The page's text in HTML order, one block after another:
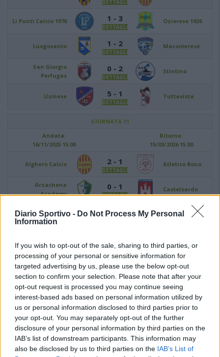
Diario Sportivo - Do Not Process My Personal
Information
If you wish to opt-out of the sale, sharing to third parties, or
processing of your personal or sensitive information for
targeted advertising by us, please use the below opt-out
section to confirm your selection. Please note that after your
opt-out request is processed you may continue seeing
interest-based ads based on personal information utilized by
us or personal information disclosed to third parties prior to
your opt-out. You may separately opt-out of the further
disclosure of your personal information by third parties on the
IAB’s list of downstream participants. This information may
also be disclosed by us to third parties on the IAB’s List of
DETTAGLI
Li Punti Calcio 1976 1 - 3
DETTAGLI
Ozierese 1926
Luogosanto 1 - 2
DETTAGLI
Macomerese
San Giorgio
Perfugas
0 - 2
DETTAGLI
Stintino
Usinese 5 - 1
DETTAGLI
Tuttavista
GIORNATA 11
Andata:
16/11/2025 15:00
Ritorno:
15/03/2026 15:00
Alghero Calcio 2 - 1
DETTAGLI
Atletico Bono
Arzachena
Academy
0 - 1
DETTAGLI
Castelsardo
Bosa 0 - 1 Luogosanto
DETTAGLI
Macomerese
DETTAGLI
Usinese
Ozierese 1926 2 - 1
DETTAGLI
Bonorva
Stintino 1 - 2
DETTAGLI
Li Punti Calcio
1976
Thiesi 1 - 1
DETTAGLI
San Giorgio